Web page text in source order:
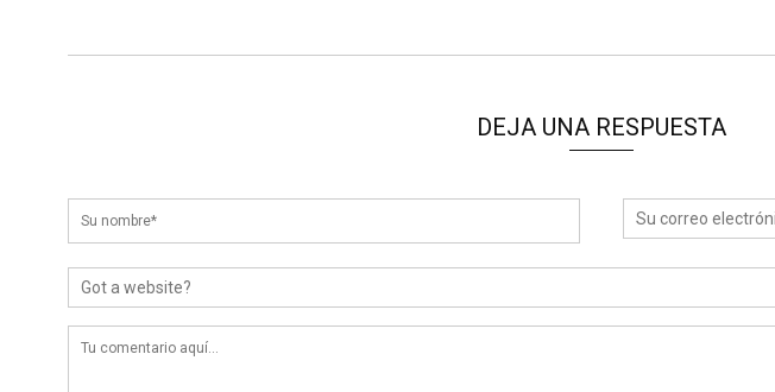
DEJA UNA RESPUESTA